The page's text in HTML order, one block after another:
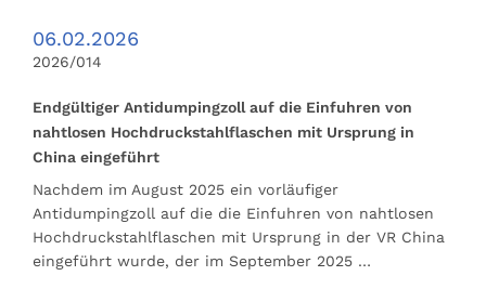
06.02.2026
2026/014
Endgültiger Antidumpingzoll auf die Einfuhren von
nahtlosen Hochdruckstahlflaschen mit Ursprung in
China eingeführt
Nachdem im August 2025 ein vorläufiger
Antidumpingzoll auf die die Einfuhren von nahtlosen
Hochdruckstahlflaschen mit Ursprung in der VR China
eingeführt wurde, der im September 2025 …